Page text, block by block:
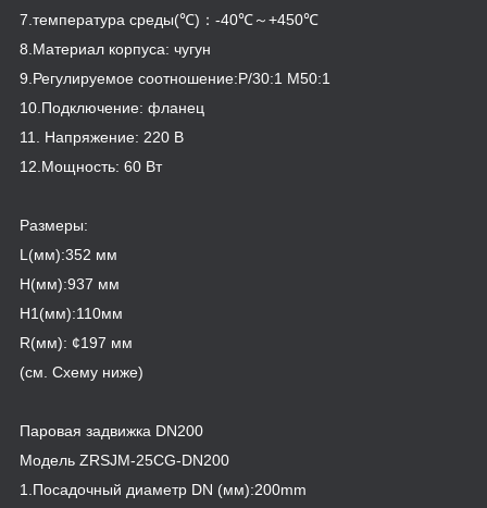
7.температура среды(℃)：-40℃～+450℃
8.Материал корпуса: чугун
9.Регулируемое соотношение:P/30:1 M50:1
10.Подключение: фланец
11. Напряжение: 220 В
12.Мощность: 60 Вт
Размеры:
L(мм):352 мм
H(мм):937 мм
H1 (мм):110мм
R(мм): ¢197 мм
(см. Схему ниже)
Паровая задвижка DN200
Модель ZRSJM-25CG-DN200
1.Посадочный диаметр DN (мм):200mm